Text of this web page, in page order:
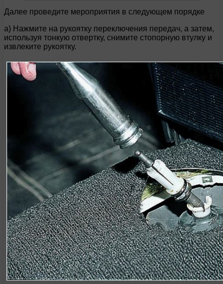
Далее проведите мероприятия в следующем порядке
a) Нажмите на рукоятку переключения передач, а затем,
используя тонкую отвертку, снимите стопорную втулку и
извлеките рукоятку.